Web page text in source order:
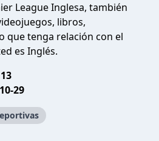
League Inglesa, también
libros,
que tenga relación con el
es Inglés.
13
29